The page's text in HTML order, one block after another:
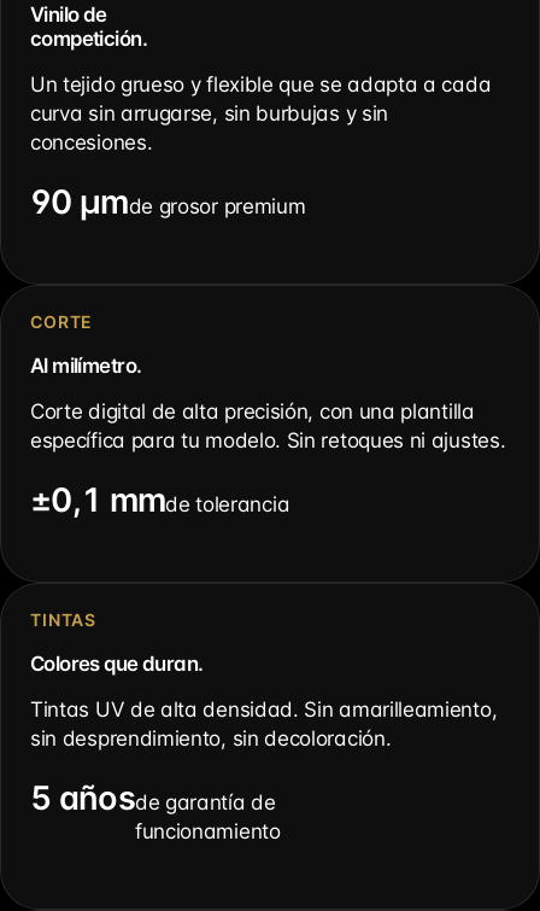
Vinilo de
competición.
Un tejido grueso y flexible que se adapta a cada
curva sin arrugarse, sin burbujas y sin
concesiones.
90 µmde grosor premium
CORTE
Al milímetro.
Corte digital de alta precisión, con una plantilla
específica para tu modelo. Sin retoques ni ajustes.
±0,1 mmde tolerancia
TINTAS
Colores que duran.
Tintas UV de alta densidad. Sin amarilleamiento,
sin desprendimiento, sin decoloración.
5 añosde garantía de
funcionamiento